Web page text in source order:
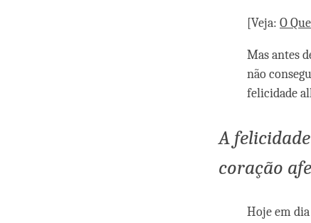
[Veja: O
Mas antes
não
felicidade
A
coração
Hoje em